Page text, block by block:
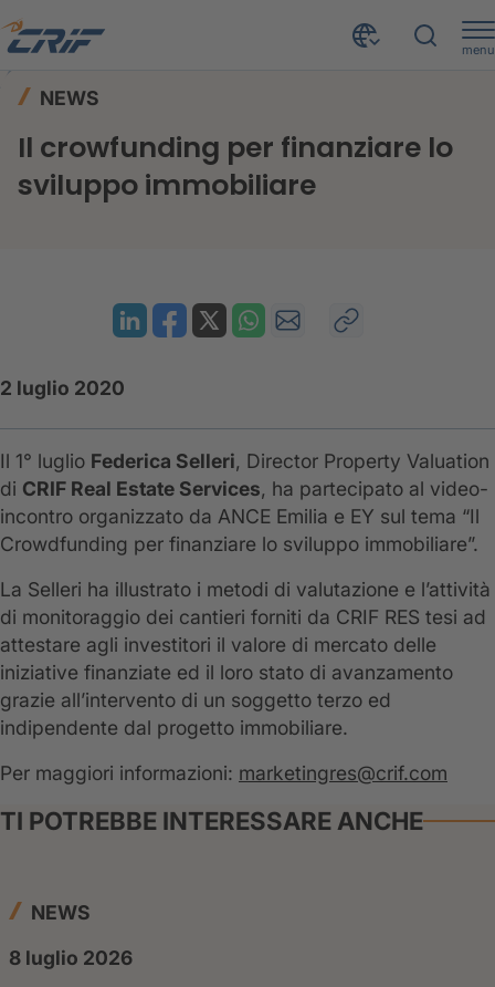
menu
NEWS
Il crowfunding per finanziare lo
sviluppo immobiliare
2 luglio 2020
Il 1° luglio Federica Selleri, Director Property Valuation
di CRIF Real Estate Services, ha partecipato al video-
incontro organizzato da ANCE Emilia e EY sul tema “Il
Crowdfunding per finanziare lo sviluppo immobiliare”.
La Selleri ha illustrato i metodi di valutazione e l’attività
di monitoraggio dei cantieri forniti da CRIF RES tesi ad
attestare agli investitori il valore di mercato delle
iniziative finanziate ed il loro stato di avanzamento
grazie all’intervento di un soggetto terzo ed
indipendente dal progetto immobiliare.
Per maggiori informazioni: marketingres@crif.com
TI POTREBBE INTERESSARE ANCHE
NEWS
8 luglio 2026